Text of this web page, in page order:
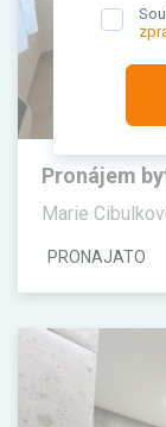
Pronájem
Marie
PRONAJATO